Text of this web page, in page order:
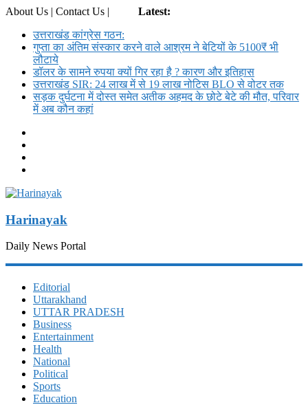
About Us | Contact Us |
Latest:
उत्तराखंड कांग्रेस गठन:
गुप्ता का अंतिम संस्कार करने वाले आश्रम ने बेटियों के 5100₹ भी
लौटाये
डॉलर के सामने रुपया क्यों गिर रहा है ? कारण और इतिहास
उत्तराखंड SIR: 24 लाख में से 19 लाख नोटिस BLO से वोटर तक
सड़क दुर्घटना में दोस्त समेत अतीक अहमद के छोटे बेटे की मौत, परिवार
में अब कौन कहां
Harinayak
Daily News Portal
Editorial
Uttarakhand
UTTAR PRADESH
Business
Entertainment
Health
National
Political
Sports
Education